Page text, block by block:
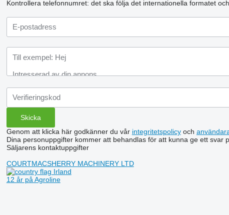
Kontrollera telefonnumret: det ska följa det internationella formatet
Genom att klicka här godkänner du vår integritetspolicyoch
Dina personuppgifter kommer att behandlas för att kunna ge ett svar
Säljarens kontaktuppgifter
COURTMACSHERRY MACHINERY LTD
Irland
12 år på Agroline